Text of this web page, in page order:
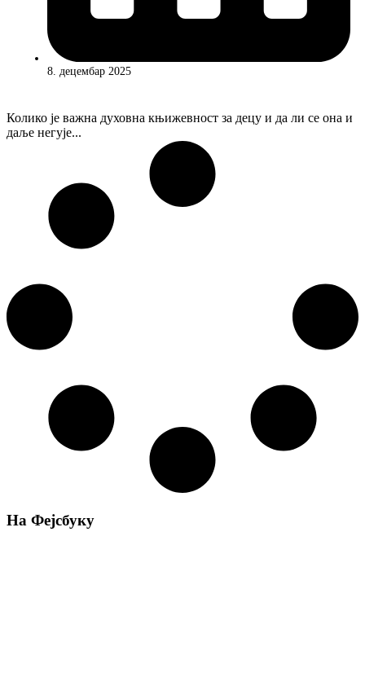
8. децембар 2025
Колико је важна духовна књижевност за децу и да ли се она и
даље негује...
На Фејсбуку